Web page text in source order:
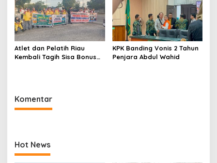
Atlet dan Pelatih Riau
Kembali Tagih Sisa Bonus
KPK Banding Vonis 2 Tahun
Penjara Abdul Wahid
Komentar
Hot News